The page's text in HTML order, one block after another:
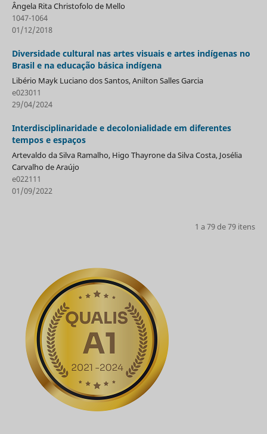
Ângela Rita Christofolo de Mello
1047-1064
01/12/2018
Diversidade cultural nas artes visuais e artes indígenas no
Brasil e na educação básica indígena
Libério Mayk Luciano dos Santos, Anilton Salles Garcia
e023011
29/04/2024
Interdisciplinaridade e decolonialidade em diferentes
tempos e espaços
Artevaldo da Silva Ramalho, Higo Thayrone da Silva Costa, Josélia
Carvalho de Araújo
e022111
01/09/2022
1 a 79 de 79 itens